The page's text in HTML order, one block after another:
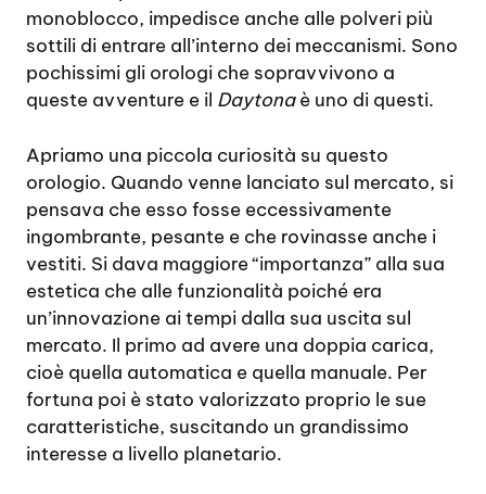
monoblocco, impedisce anche alle polveri più
sottili di entrare all’interno dei meccanismi. Sono
pochissimi gli orologi che sopravvivono a
queste avventure e il Daytonaè uno di questi.
Apriamo una piccola curiosità su questo
orologio. Quando venne lanciato sul mercato, si
pensava che esso fosse eccessivamente
ingombrante, pesante e che rovinasse anche i
vestiti. Si dava maggiore “importanza” alla sua
estetica che alle funzionalità poiché era
un’innovazione ai tempi dalla sua uscita sul
mercato. Il primo ad avere una doppia carica,
cioè quella automatica e quella manuale. Per
fortuna poi è stato valorizzato proprio le sue
caratteristiche, suscitando un grandissimo
interesse a livello planetario.